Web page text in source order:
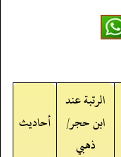
الرتبة عند
ابن حجر/
ذهبي
أحاديث